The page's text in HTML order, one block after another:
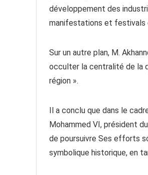
développement des
manifestations et festivals
Sur un autre plan, M.
occulter la centralité de la
région ».
Il a conclu que dans le
Mohammed VI, président
de poursuivre Ses efforts
symbolique historique, en